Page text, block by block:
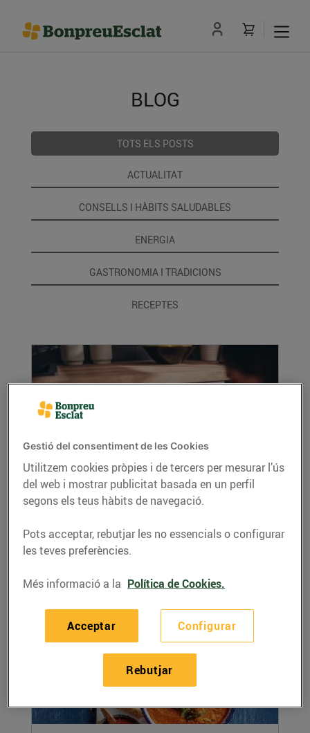
BLOG
TOTS ELS POSTS
ACTUALITAT
CONSELLS I HÀBITS SALUDABLES
ENERGIA
GASTRONOMIA I TRADICIONS
RECEPTES
Aprenem a fer servir el forn
15/de novembre/2019
S’apropen les festes i els àpats de Nadal.
Descobreix totes les opcions que t’ofereix la
cuina al...
LLEGIR MÉS
Gestió del consentiment de les Cookies
Utilitzem cookies pròpies i de tercers per mesurar l’ús
del web i mostrar publicitat basada en un perfil
segons els teus hàbits de navegació.
Pots acceptar, rebutjar les no essencials o configurar
les teves preferències.
Més informació a la Política de Cookies.
Configurar
Rebutjar
Acceptar